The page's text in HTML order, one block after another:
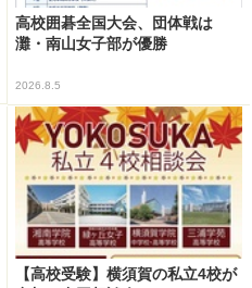
高校囲碁全国大会、団体戦は
灘・南山女子部が優勝
2026.8.5
【高校受験】横須賀の私立4校が